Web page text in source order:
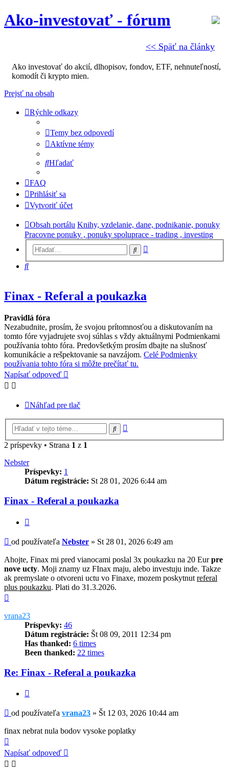
<< Späť na články
Ako-investovať - fórum
Ako investovať do akcií, dlhopisov, fondov, ETF, nehnuteľností,
komodít či krypto mien.
Prejsť na obsah
Rýchle odkazy
Temy bez odpovedí
Aktívne témy
Hľadať
FAQ
Prihlásiť sa
Vytvoriť účet
Obsah portálu Knihy, vzdelanie, dane, podnikanie, ponuky
Pracovne ponuky , ponuky spoluprace - trading , investing
Hľadať
Hľadať
Finax - Referal a poukazka
Pravidlá fóra
Nezabudnite, prosím, že svojou prítomnosťou a diskutovaním na
tomto fóre vyjadrujete svoj súhlas s vždy aktuálnymi Podmienkami
používania tohto fóra. Predovšetkým prosím dbajte na slušnosť
komunikácie a rešpektovanie sa navzájom. Celé Podmienky
používania tohto fóra si môžte prečítať tu.
Napísať odpoveď
Náhľad pre tlač
Hľadať
2 príspevky • Strana 1 z 1
Nebster
Príspevky: 1
Dátum registrácie: St 28 01, 2026 6:44 am
Finax - Referal a poukazka
Príspevok
od používateľa Nebster » St 28 01, 2026 6:49 am
Ahojte, Finax mi pred vianocami poslal 3x poukazku na 20 Eurpre
nove ucty. Moji znamy uz FInax maju, alebo investuju inde. Takze
ak premyslate o otvoreni uctu vo Finaxe, mozem poskytnut referal
plus poukazku. Plati do 31.3.2026.
vrana23
Príspevky: 46
Dátum registrácie: Št 08 09, 2011 12:34 pm
Has thanked: 6 times
Been thanked: 22 times
Re: Finax - Referal a poukazka
Príspevok
od používateľa vrana23 » Št 12 03, 2026 10:44 am
finax nebrat nula bodov vysoke poplatky
Napísať odpoveď